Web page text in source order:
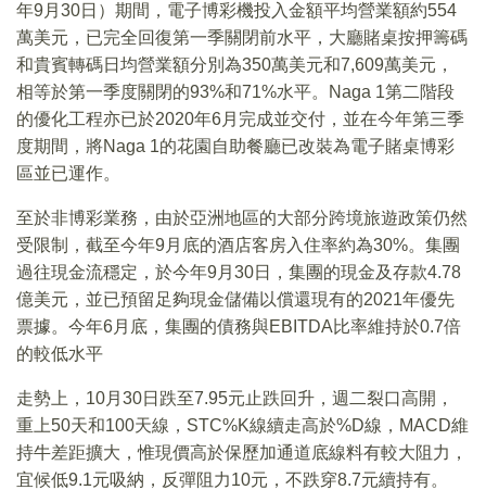
年9月30日）期間，電子博彩機投入金額平均營業額約554
萬美元，已完全回復第一季關閉前水平，大廳賭桌按押籌碼
和貴賓轉碼日均營業額分別為350萬美元和7,609萬美元，
相等於第一季度關閉的93%和71%水平。Naga 1第二階段
的優化工程亦已於2020年6月完成並交付，並在今年第三季
度期間，將Naga 1的花園自助餐廳已改裝為電子賭桌博彩
區並已運作。
至於非博彩業務，由於亞洲地區的大部分跨境旅遊政策仍然
受限制，截至今年9月底的酒店客房入住率約為30%。集團
過往現金流穩定，於今年9月30日，集團的現金及存款4.78
億美元，並已預留足夠現金儲備以償還現有的2021年優先
票據。今年6月底，集團的債務與EBITDA比率維持於0.7倍
的較低水平
走勢上，10月30日跌至7.95元止跌回升，週二裂口高開，
重上50天和100天線，STC%K線續走高於%D線，MACD維
持牛差距擴大，惟現價高於保歷加通道底線料有較大阻力，
宜候低9.1元吸納，反彈阻力10元，不跌穿8.7元續持有。